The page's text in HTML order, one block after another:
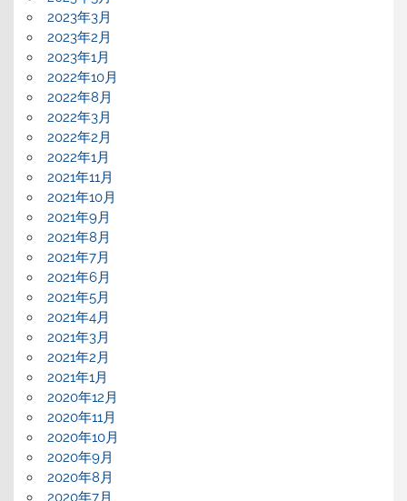
2023年3月
2023年2月
2023年1月
2022年10月
2022年8月
2022年3月
2022年2月
2022年1月
2021年11月
2021年10月
2021年9月
2021年8月
2021年7月
2021年6月
2021年5月
2021年4月
2021年3月
2021年2月
2021年1月
2020年12月
2020年11月
2020年10月
2020年9月
2020年8月
2020年7月